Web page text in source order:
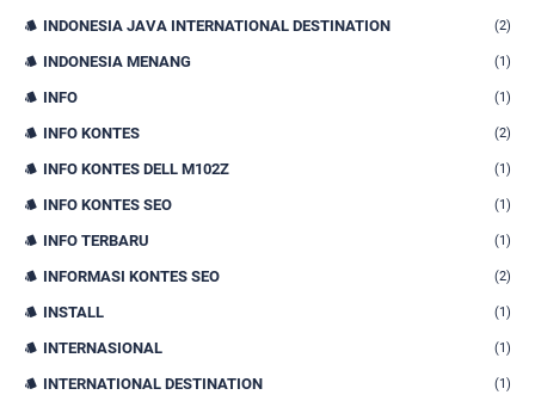
INDONESIA JAVA INTERNATIONAL DESTINATION (2)
INDONESIA MENANG (1)
INFO (1)
INFO KONTES (2)
INFO KONTES DELL M102Z (1)
INFO KONTES SEO (1)
INFO TERBARU (1)
INFORMASI KONTES SEO (2)
INSTALL (1)
INTERNASIONAL (1)
INTERNATIONAL DESTINATION (1)